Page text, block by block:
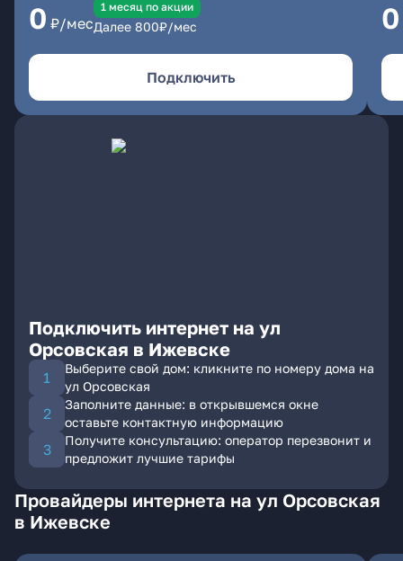
0 ₽/мес
1 месяц по акции
Далее 800₽/мес
Подключить
0
Подключить интернет на ул
Орсовская в Ижевске
Выберите свой дом: кликните по номеру дома на
ул Орсовская
Заполните данные: в открывшемся окне
оставьте контактную информацию
Получите консультацию: оператор перезвонит и
предложит лучшие тарифы
Провайдеры интернета на ул Орсовская
в Ижевске